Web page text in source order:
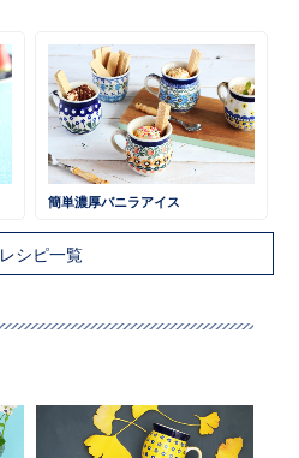
簡単濃厚バニラアイス
レシピ一覧